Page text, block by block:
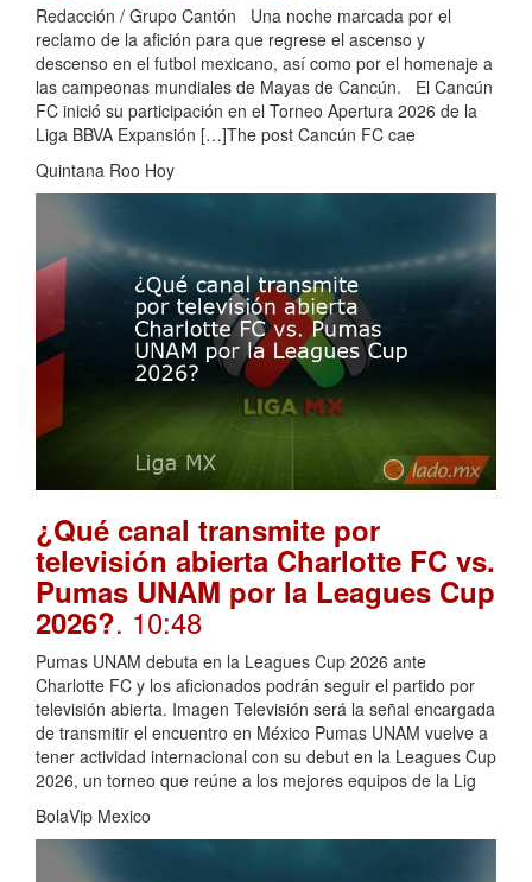
Redacción / Grupo Cantón Una noche marcada por el
reclamo de la afición para que regrese el ascenso y
descenso en el futbol mexicano, así como por el homenaje a
las campeonas mundiales de Mayas de Cancún. El Cancún
FC inició su participación en el Torneo Apertura 2026 de la
Liga BBVA Expansión […]The post Cancún FC cae
Quintana Roo Hoy
¿Qué canal transmite por
televisión abierta Charlotte FC vs.
Pumas UNAM por la Leagues Cup
2026?. 10:48
Pumas UNAM debuta en la Leagues Cup 2026 ante
Charlotte FC y los aficionados podrán seguir el partido por
televisión abierta. Imagen Televisión será la señal encargada
de transmitir el encuentro en México Pumas UNAM vuelve a
tener actividad internacional con su debut en la Leagues Cup
2026, un torneo que reúne a los mejores equipos de la Lig
BolaVip Mexico